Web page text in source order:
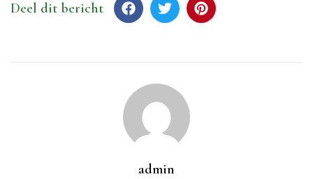
Deel dit bericht
admin